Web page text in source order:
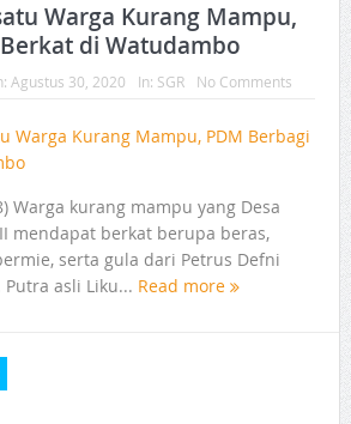
Warga Kurang Mampu,
di Watudambo
Agustus 30, 2020 In: SGR No Comments
Warga kurang mampu yang Desa
mendapat berkat berupa beras,
serta gula dari Petrus Defni
Putra asli Liku... Read more